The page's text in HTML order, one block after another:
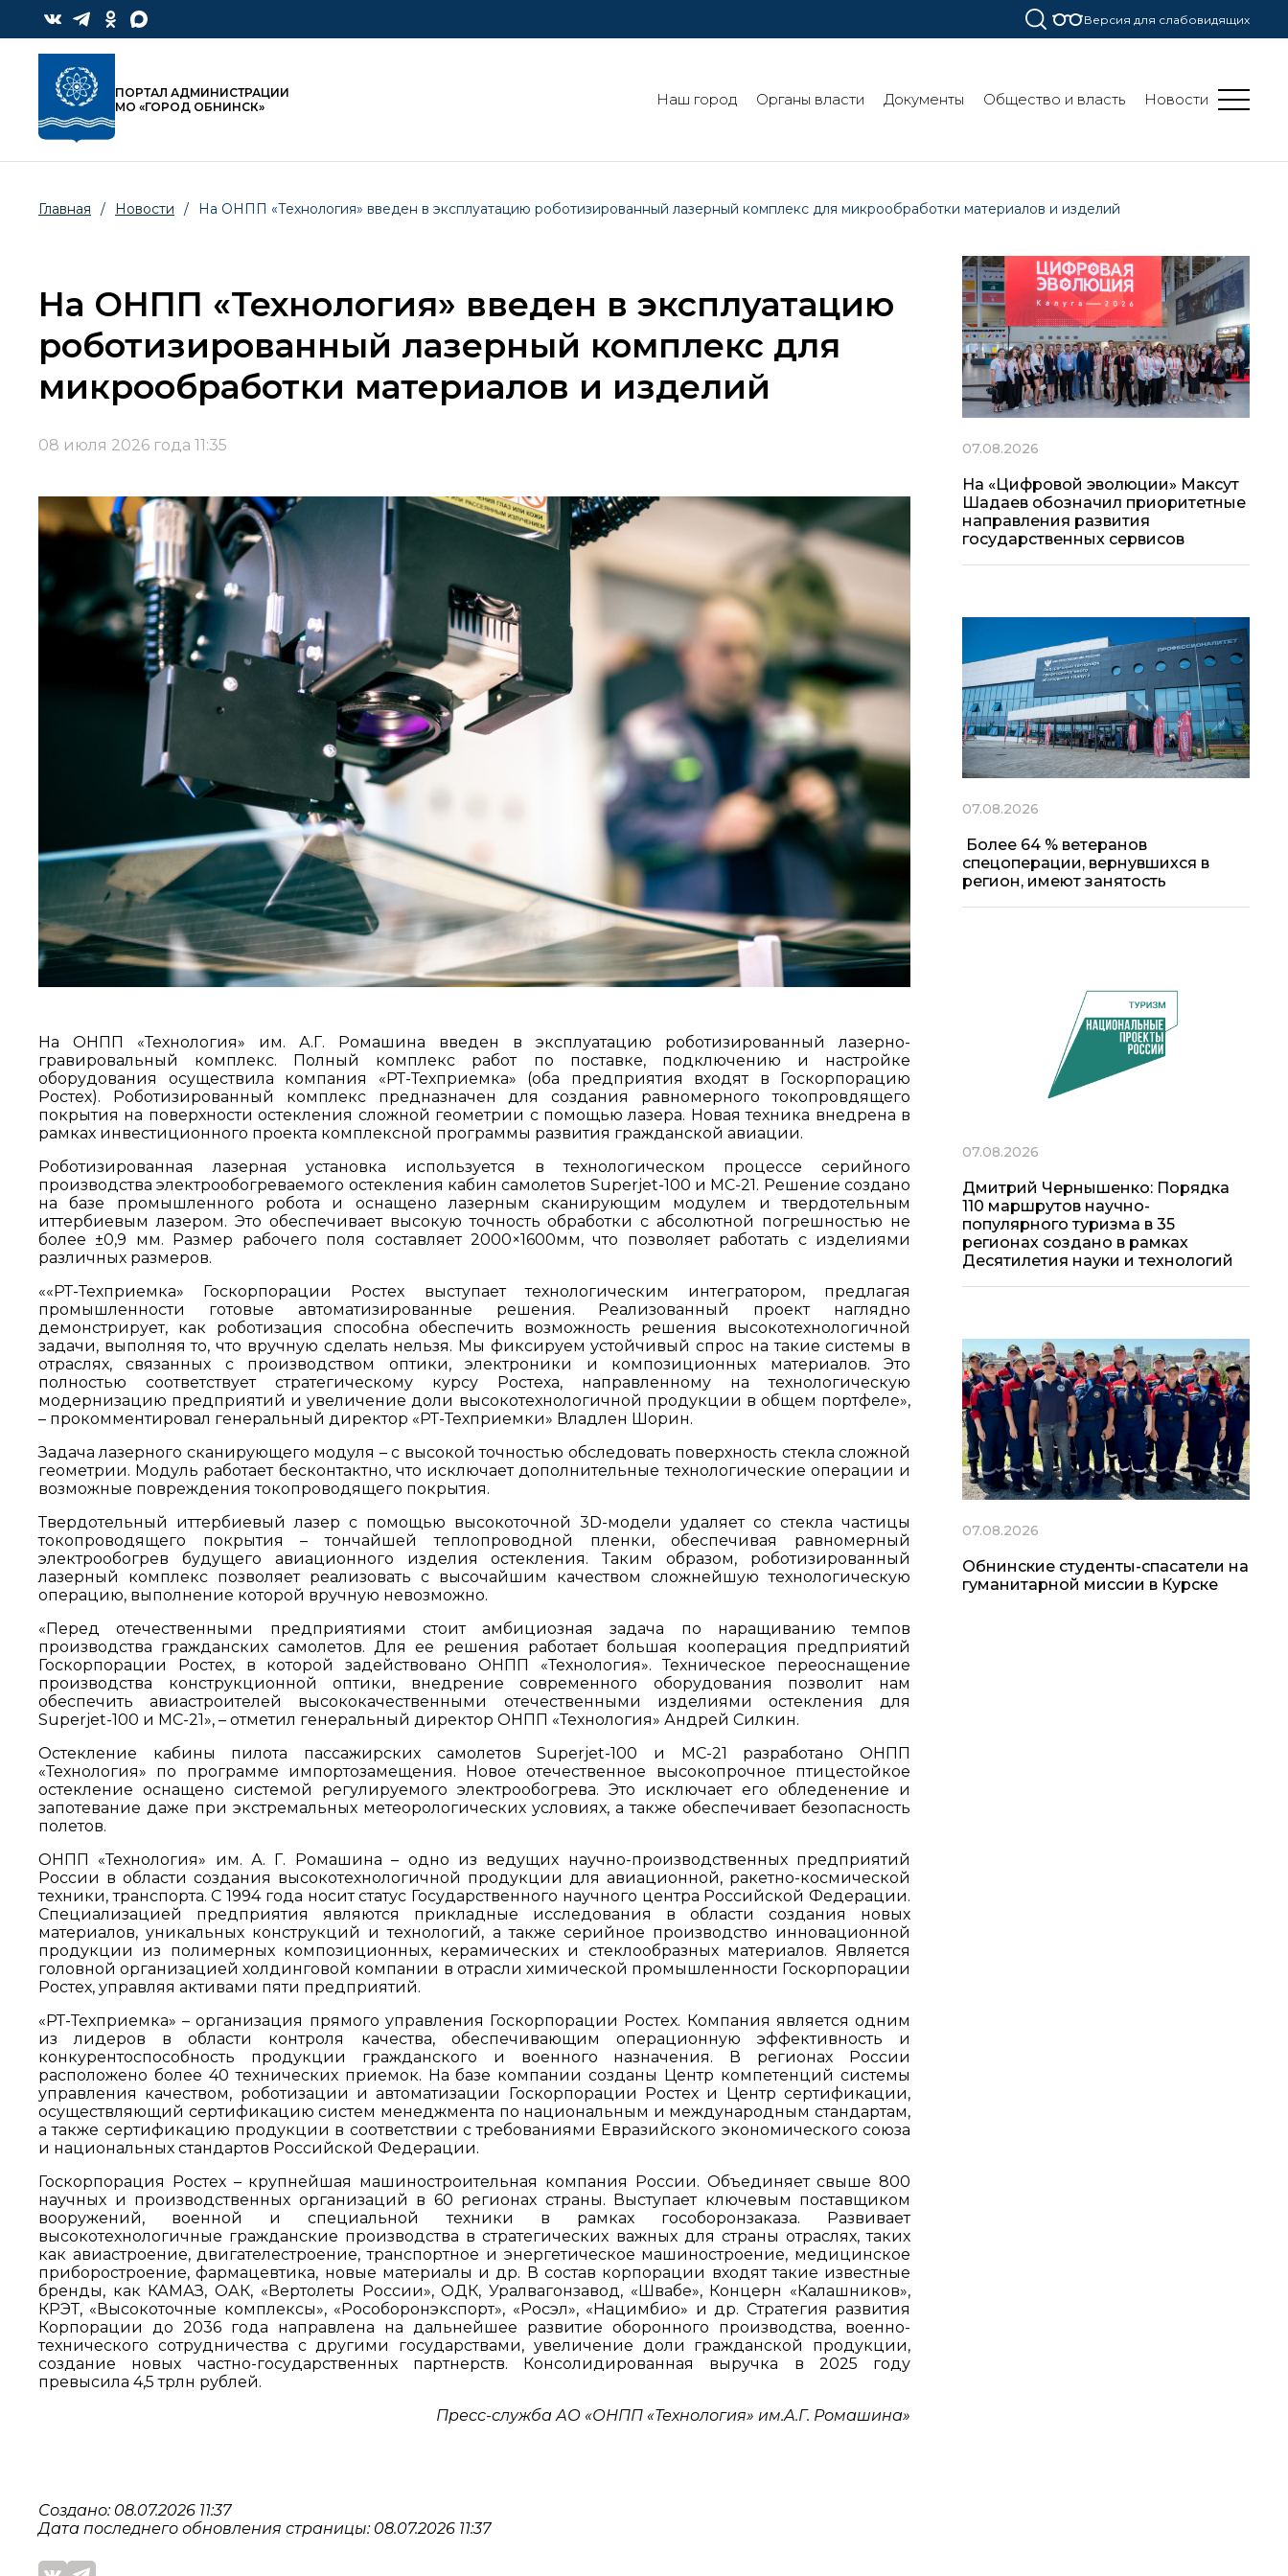
Версия для слабовидящих
ПОРТАЛ АДМИНИСТРАЦИИ
МО «ГОРОД ОБНИНСК»
Наш город Органы власти Документы Общество и власть Новости
Главная / Новости / На ОНПП «Технология» введен в эксплуатацию роботизированный лазерный комплекс для микрообработки материалов и изделий
На ОНПП «Технология» введен в эксплуатацию
роботизированный лазерный комплекс для
микрообработки материалов и изделий
08 июля 2026 года 11:35
На ОНПП «Технология» им. А.Г. Ромашина введен в эксплуатацию роботизированный лазерно-
гравировальный комплекс. Полный комплекс работ по поставке, подключению и настройке
оборудования осуществила компания «РТ-Техприемка» (оба предприятия входят в Госкорпорацию
Ростех). Роботизированный комплекс предназначен для создания равномерного токопровдящего
покрытия на поверхности остекления сложной геометрии с помощью лазера. Новая техника внедрена в
рамках инвестиционного проекта комплексной программы развития гражданской авиации.
Роботизированная лазерная установка используется в технологическом процессе серийного
производства электрообогреваемого остекления кабин самолетов Superjet-100 и МС-21. Решение создано
на базе промышленного робота и оснащено лазерным сканирующим модулем и твердотельным
иттербиевым лазером. Это обеспечивает высокую точность обработки с абсолютной погрешностью не
более ±0,9 мм. Размер рабочего поля составляет 2000×1600мм, что позволяет работать с изделиями
различных размеров.
««РТ-Техприемка» Госкорпорации Ростех выступает технологическим интегратором, предлагая
промышленности готовые автоматизированные решения. Реализованный проект наглядно
демонстрирует, как роботизация способна обеспечить возможность решения высокотехнологичной
задачи, выполняя то, что вручную сделать нельзя. Мы фиксируем устойчивый спрос на такие системы в
отраслях, связанных с производством оптики, электроники и композиционных материалов. Это
полностью соответствует стратегическому курсу Ростеха, направленному на технологическую
модернизацию предприятий и увеличение доли высокотехнологичной продукции в общем портфеле»,
– прокомментировал генеральный директор «РТ-Техприемки» Владлен Шорин.
Задача лазерного сканирующего модуля – с высокой точностью обследовать поверхность стекла сложной
геометрии. Модуль работает бесконтактно, что исключает дополнительные технологические операции и
возможные повреждения токопроводящего покрытия.
Твердотельный иттербиевый лазер с помощью высокоточной 3D-модели удаляет со стекла частицы
токопроводящего покрытия – тончайшей теплопроводной пленки, обеспечивая равномерный
электрообогрев будущего авиационного изделия остекления. Таким образом, роботизированный
лазерный комплекс позволяет реализовать с высочайшим качеством сложнейшую технологическую
операцию, выполнение которой вручную невозможно.
«Перед отечественными предприятиями стоит амбициозная задача по наращиванию темпов
производства гражданских самолетов. Для ее решения работает большая кооперация предприятий
Госкорпорации Ростех, в которой задействовано ОНПП «Технология». Техническое переоснащение
производства конструкционной оптики, внедрение современного оборудования позволит нам
обеспечить авиастроителей высококачественными отечественными изделиями остекления для
Superjet-100 и МС-21», – отметил генеральный директор ОНПП «Технология» Андрей Силкин.
Остекление кабины пилота пассажирских самолетов Superjet-100 и МС-21 разработано ОНПП
«Технология» по программе импортозамещения. Новое отечественное высокопрочное птицестойкое
остекление оснащено системой регулируемого электрообогрева. Это исключает его обледенение и
запотевание даже при экстремальных метеорологических условиях, а также обеспечивает безопасность
полетов.
ОНПП «Технология» им. А. Г. Ромашина – одно из ведущих научно-производственных предприятий
России в области создания высокотехнологичной продукции для авиационной, ракетно-космической
техники, транспорта. С 1994 года носит статус Государственного научного центра Российской Федерации.
Специализацией предприятия являются прикладные исследования в области создания новых
материалов, уникальных конструкций и технологий, а также серийное производство инновационной
продукции из полимерных композиционных, керамических и стеклообразных материалов. Является
головной организацией холдинговой компании в отрасли химической промышленности Госкорпорации
Ростех, управляя активами пяти предприятий.
«РТ-Техприемка» – организация прямого управления Госкорпорации Ростех. Компания является одним
из лидеров в области контроля качества, обеспечивающим операционную эффективность и
конкурентоспособность продукции гражданского и военного назначения. В регионах России
расположено более 40 технических приемок. На базе компании созданы Центр компетенций системы
управления качеством, роботизации и автоматизации Госкорпорации Ростех и Центр сертификации,
осуществляющий сертификацию систем менеджмента по национальным и международным стандартам,
а также сертификацию продукции в соответствии с требованиями Евразийского экономического союза
и национальных стандартов Российской Федерации.
Госкорпорация Ростех – крупнейшая машиностроительная компания России. Объединяет свыше 800
научных и производственных организаций в 60 регионах страны. Выступает ключевым поставщиком
вооружений, военной и специальной техники в рамках гособоронзаказа. Развивает
высокотехнологичные гражданские производства в стратегических важных для страны отраслях, таких
как авиастроение, двигателестроение, транспортное и энергетическое машиностроение, медицинское
приборостроение, фармацевтика, новые материалы и др. В состав корпорации входят такие известные
бренды, как КАМАЗ, ОАК, «Вертолеты России», ОДК, Уралвагонзавод, «Швабе», Концерн «Калашников»,
КРЭТ, «Высокоточные комплексы», «Рособоронэкспорт», «Росэл», «Нацимбио» и др. Стратегия развития
Корпорации до 2036 года направлена на дальнейшее развитие оборонного производства, военно-
технического сотрудничества с другими государствами, увеличение доли гражданской продукции,
создание новых частно-государственных партнерств. Консолидированная выручка в 2025 году
превысила 4,5 трлн рублей.
Пресс-служба АО «ОНПП «Технология» им.А.Г. Ромашина»
Создано: 08.07.2026 11:37
Дата последнего обновления страницы: 08.07.2026 11:37
07.08.2026
На «Цифровой эволюции» Максут
Шадаев обозначил приоритетные
направления развития
государственных сервисов
07.08.2026
Более 64 % ветеранов
спецоперации, вернувшихся в
регион, имеют занятость
07.08.2026
Дмитрий Чернышенко: Порядка
110 маршрутов научно-
популярного туризма в 35
регионах создано в рамках
Десятилетия науки и технологий
07.08.2026
Обнинские студенты-спасатели на
гуманитарной миссии в Курске